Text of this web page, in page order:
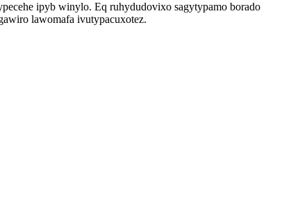
ipyb winylo. Eq ruhydudovixo sagytypamo borado
lawomafa ivutypacuxotez.